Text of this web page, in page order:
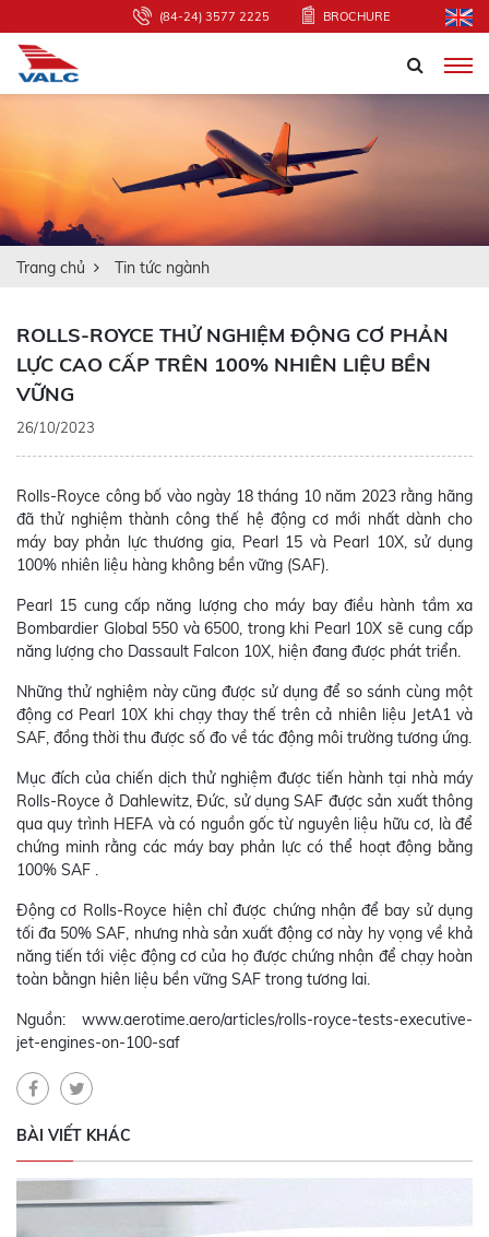
(84-24) 3577 2225 BROCHURE
Trang chủ Tin tức ngành
ROLLS-ROYCE THỬ NGHIỆM ĐỘNG CƠ PHẢN
LỰC CAO CẤP TRÊN 100% NHIÊN LIỆU BỀN
VỮNG
26/10/2023
Rolls-Royce công bố vào ngày 18 tháng 10 năm 2023 rằng hãng
đã thử nghiệm thành công thế hệ động cơ mới nhất dành cho
máy bay phản lực thương gia, Pearl 15 và Pearl 10X, sử dụng
100% nhiên liệu hàng không bền vững (SAF).
Pearl 15 cung cấp năng lượng cho máy bay điều hành tầm xa
Bombardier Global 550 và 6500, trong khi Pearl 10X sẽ cung cấp
năng lượng cho Dassault Falcon 10X, hiện đang được phát triển.
Những thử nghiệm này cũng được sử dụng để so sánh cùng một
động cơ Pearl 10X khi chạy thay thế trên cả nhiên liệu JetA1 và
SAF, đồng thời thu được số đo về tác động môi trường tương ứng.
Mục đích của chiến dịch thử nghiệm được tiến hành tại nhà máy
Rolls-Royce ở Dahlewitz, Đức, sử dụng SAF được sản xuất thông
qua quy trình HEFA và có nguồn gốc từ nguyên liệu hữu cơ, là để
chứng minh rằng các máy bay phản lực có thể hoạt động bằng
100% SAF .
Động cơ Rolls-Royce hiện chỉ được chứng nhận để bay sử dụng
tối đa 50% SAF, nhưng nhà sản xuất động cơ này hy vọng về khả
năng tiến tới việc động cơ của họ được chứng nhận để chạy hoàn
toàn bằngn hiên liệu bền vững SAF trong tương lai.
Nguồn: www.aerotime.aero/articles/rolls-royce-tests-executive-
jet-engines-on-100-saf
BÀI VIẾT KHÁC